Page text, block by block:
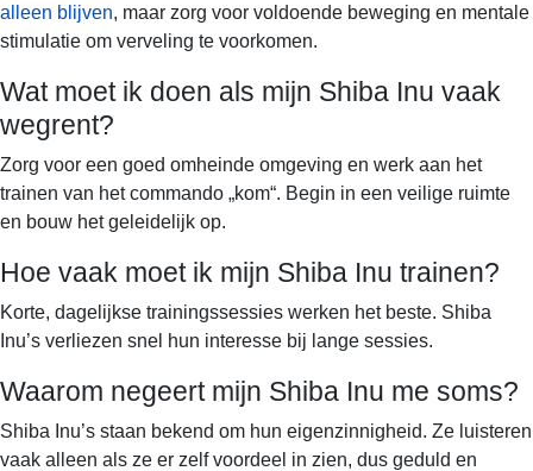
alleen blijven, maar zorg voor voldoende beweging en mentale
stimulatie om verveling te voorkomen.
Wat moet ik doen als mijn Shiba Inu vaak
wegrent?
Zorg voor een goed omheinde omgeving en werk aan het
trainen van het commando „kom“. Begin in een veilige ruimte
en bouw het geleidelijk op.
Hoe vaak moet ik mijn Shiba Inu trainen?
Korte, dagelijkse trainingssessies werken het beste. Shiba
Inu’s verliezen snel hun interesse bij lange sessies.
Waarom negeert mijn Shiba Inu me soms?
Shiba Inu’s staan bekend om hun eigenzinnigheid. Ze luisteren
vaak alleen als ze er zelf voordeel in zien, dus geduld en